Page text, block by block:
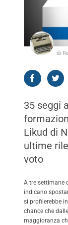
di
35 seggi
Likud di
ultime
voto
A tre settimane
indicano
si profilerebbe
chance che
maggioranza